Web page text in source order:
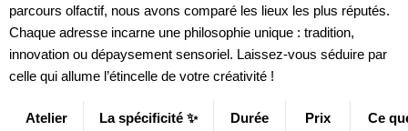
parcours olfactif, nous avons comparé les lieux les plus réputés.
Chaque adresse incarne une philosophie unique : tradition,
innovation ou dépaysement sensoriel. Laissez-vous séduire par
celle qui allume l’étincelle de votre créativité !
Atelier La spécificité ✨
Durée
Prix
Ce